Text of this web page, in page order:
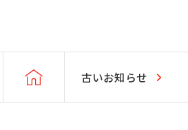
古いお知らせ